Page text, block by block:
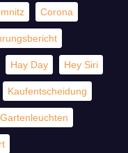
Corona
Hay Day Hey Siri
Kaufentscheidung